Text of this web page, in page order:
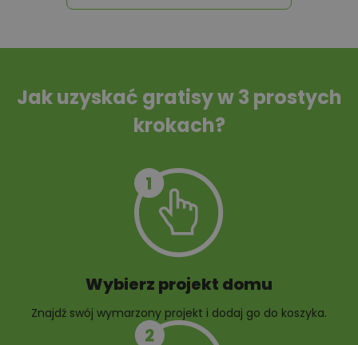
Tablica informacyjna
Przydomowa
10 projektów małej
10 projektów rabat
Jak uzyskać gratisy w 3 prostych
krokach?
Wybierz projekt domu
Znajdź swój wymarzony projekt i dodaj go do koszyka.